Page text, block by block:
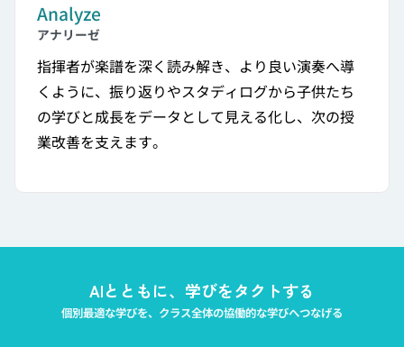
Analyze
アナリーゼ
指揮者が楽譜を深く読み解き、より良い演奏へ導
くように、振り返りやスタディログから子供たち
の学びと成長をデータとして見える化し、次の授
業改善を支えます。
AIとともに、学びをタクトする
個別最適な学びを、クラス全体の協働的な学びへつなげる